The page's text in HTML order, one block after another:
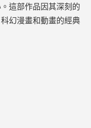
這部作品因其深刻的
幻漫畫和動畫的經典